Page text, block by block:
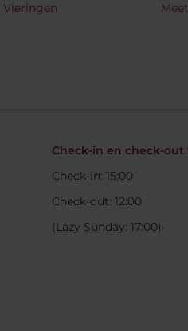
Vieringen
Check-in en check-
Check-in: 15:00
Check-out: 12:00
(Lazy Sunday: 17:00)